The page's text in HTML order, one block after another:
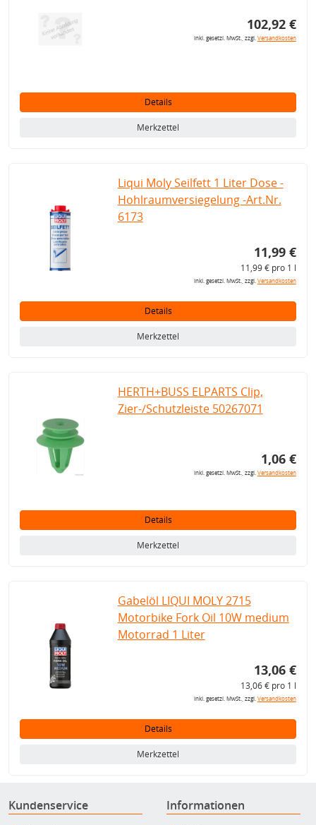
102,92 €
inkl. gesetzl. MwSt., zzgl.Versandkosten
Details
Merkzettel
Liqui Moly Seilfett 1 Liter Dose -
Hohlraumversiegelung -Art.Nr.
6173
11,99 €
11,99 € pro 1 l
inkl. gesetzl. MwSt., zzgl.Versandkosten
Details
Merkzettel
HERTH+BUSS ELPARTS Clip,
Zier-/Schutzleiste 50267071
1,06 €
inkl. gesetzl. MwSt., zzgl.Versandkosten
Details
Merkzettel
Gabelöl LIQUI MOLY 2715
Motorbike Fork Oil 10W medium
Motorrad 1 Liter
13,06 €
13,06 € pro 1 l
inkl. gesetzl. MwSt., zzgl.Versandkosten
Details
Merkzettel
Kundenservice Informationen